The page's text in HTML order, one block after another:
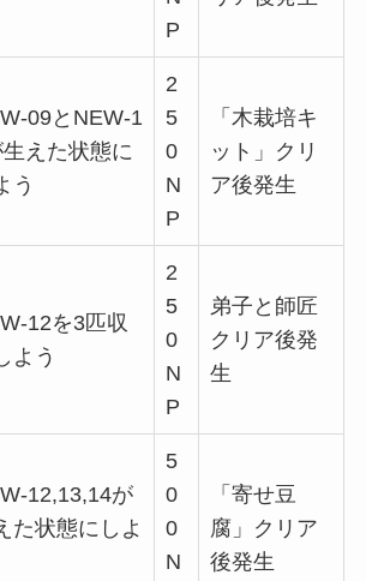
P
09とNEW-1
えた状態に
う
2
5
0
N
P
「木栽培キ
ット」クリ
ア後発生
12を3匹収
よう
2
5
0
N
P
弟子と師匠
クリア後発
生
12,13,14が
た状態にしよ
5
0
0
N
「寄せ豆
腐」クリア
後発生